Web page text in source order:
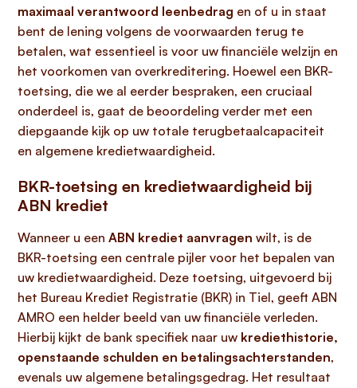
maximaal verantwoord leenbedrag en of u in staat
bent de lening volgens de voorwaarden terug te
betalen, wat essentieel is voor uw financiële welzijn en
het voorkomen van overkreditering. Hoewel een BKR-
toetsing, die we al eerder bespraken, een cruciaal
onderdeel is, gaat de beoordeling verder met een
diepgaande kijk op uw totale terugbetaalcapaciteit
en algemene kredietwaardigheid.
BKR-toetsing en kredietwaardigheid bij
ABN krediet
Wanneer u een ABN krediet aanvragen wilt, is de
BKR-toetsing een centrale pijler voor het bepalen van
uw kredietwaardigheid. Deze toetsing, uitgevoerd bij
het Bureau Krediet Registratie (BKR) in Tiel, geeft ABN
AMRO een helder beeld van uw financiële verleden.
Hierbij kijkt de bank specifiek naar uw krediethistorie,
openstaande schulden en betalingsachterstanden,
evenals uw algemene betalingsgedrag. Het resultaat